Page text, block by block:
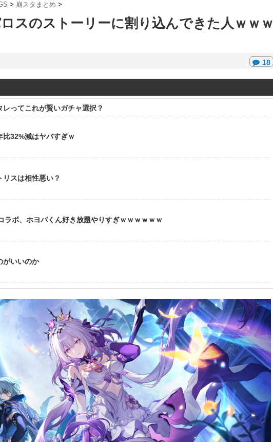
> 崩スタまとめ >
ロスのストーリーに割り込んできた人ｗｗｗ
18
レってこれが賢いガチャ選択？
比32%減はヤバすぎｗ
リスは相性悪い？
ラボ、ホヨバくん好き放題やりすぎｗｗｗｗｗｗ
がいいのか